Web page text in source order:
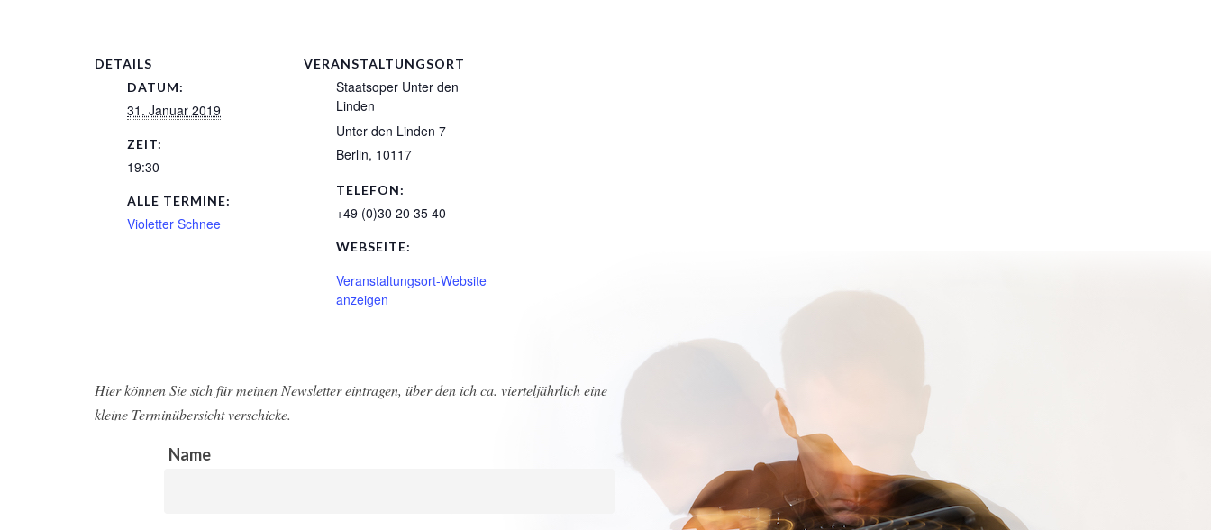
DETAILS
DATUM:
31. Januar 2019
ZEIT:
19:30
ALLE TERMINE:
Violetter Schnee
VERANSTALTUNGSORT
Staatsoper Unter den
Linden
Unter den Linden 7
Berlin, 10117
TELEFON:
+49 (0)30 20 35 40
WEBSEITE:
Veranstaltungsort-Website
anzeigen
Hier können Sie sich für meinen Newsletter eintragen, über den ich ca. vierteljährlich eine
kleine Terminübersicht verschicke.
Name